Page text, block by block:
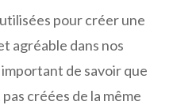
pour créer une
agréable dans nos
de savoir que
créées de la même